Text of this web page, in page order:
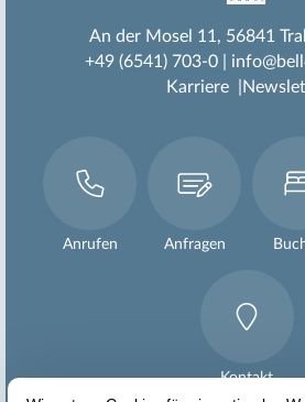
An der Mosel 11
56841
+49 (6541) 703-0
Karriere
Anrufen Anfragen
Kontakt